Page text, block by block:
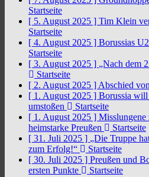
Startseite
[ 5. August 2025 ] Tim Klein
Startseite
[ 4. August 2025 ] Borussias
Startseite
[ 3. August 2025 ] „Nach dem
Startseite
[ 2. August 2025 ] Abschied
[ 1. August 2025 ] Borussia will
umstoßen
Startseite
[ 1. August 2025 ] Misslungene
heimstarke Preußen
Startseite
[ 31. Juli 2025 ] „Die Truppe
zum Erfolg!“
Startseite
[ 30. Juli 2025 ] Preußen und
ersten Punkte
Startseite